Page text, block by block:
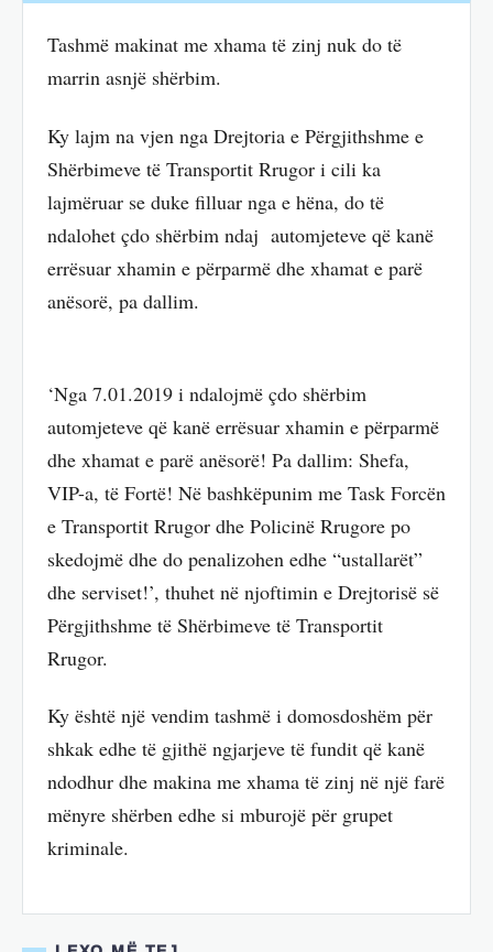
Tashmë makinat me xhama të zinj nuk do të
marrin asnjë shërbim.
Ky lajm na vjen nga Drejtoria e Përgjithshme e
Shërbimeve të Transportit Rrugor i cili ka
lajmëruar se duke filluar nga e hëna, do të
ndalohet çdo shërbim ndaj automjeteve që kanë
errësuar xhamin e përparmë dhe xhamat e parë
anësorë, pa dallim.
‘Nga 7.01.2019 i ndalojmë çdo shërbim
automjeteve që kanë errësuar xhamin e përparmë
dhe xhamat e parë anësorë! Pa dallim: Shefa,
VIP-a, të Fortë! Në bashkëpunim me Task Forcën
e Transportit Rrugor dhe Policinë Rrugore po
skedojmë dhe do penalizohen edhe “ustallarët”
dhe serviset!’, thuhet në njoftimin e Drejtorisë së
Përgjithshme të Shërbimeve të Transportit
Rrugor.
Ky është një vendim tashmë i domosdoshëm për
shkak edhe të gjithë ngjarjeve të fundit që kanë
ndodhur dhe makina me xhama të zinj në një farë
mënyre shërben edhe si mburojë për grupet
kriminale.